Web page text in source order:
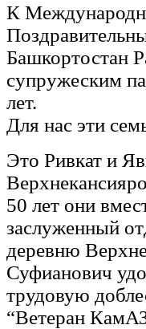
К
Башкортостан
супружеским
лет.
Для нас эти
Это Ривкат и
50 лет они
заслуженный
деревню
Суфианович
трудовую
“Ветеран